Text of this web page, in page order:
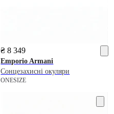
₴ 8 349
Emporio Armani
Сонцезахисні окуляри
ONESIZE